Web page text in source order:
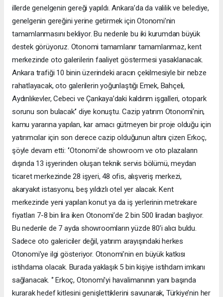
illerde genelgenin gereği yapıldı. Ankara’da da valilik ve belediye,
genelgenin gereğini yerine getirmek için Otonomi’nin
tamamlanmasını bekliyor. Bu nedenle bu iki kurumdan büyük
destek görüyoruz. Otonomi tamamlanır tamamlanmaz, kent
merkezinde oto galerilerin faaliyet göstermesi yasaklanacak.
Ankara trafiği 10 binin üzerindeki aracın çekilmesiyle bir nebze
rahatlayacak, oto galerilerin yoğunlaştığı Emek, Bahçeli,
Aydınlıkevler, Cebeci ve Çankaya’daki kaldırım işgalleri, otopark
sorunu son bulacak’’ diye konuştu. Cazip yatırım Otonomi’nin,
kamu yararına yapılan, kar amacı gütmeyen bir proje olduğu için
yatırımcılar için son derece cazip olduğunun altını çizen Erkoç,
şöyle devam etti: ‘’Otonomi’de showroom ve oto plazaların
dışında 13 işyerinden oluşan teknik servis bölümü, meydan
ticaret merkezinde 28 işyeri, 48 ofis, alışveriş merkezi,
akaryakıt istasyonu, beş yıldızlı otel yer alacak. Kent
merkezinde yeni yapılan konut ya da iş yerlerinin metrekare
fiyatları 7-8 bin lira iken Otonomi’de 2 bin 500 liradan başlıyor.
Bu nedenle de 7 ayda showroomların yüzde 80’i alıcı buldu.
Sadece oto galericiler değil, yatırım arayışındaki herkes
Otonomi’ye ilgi gösteriyor. Otonomi’nin en büyük katkısı
istihdama olacak. Burada yaklaşık 5 bin kişiye istihdam imkanı
sağlanacak. ‘’ Erkoç, Otonomi’yi havalimanının yanı başında
kurarak hedef kitlesini genişlettiklerini savunarak, Türkiye’nin her